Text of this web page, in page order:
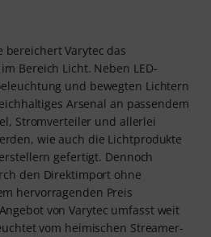
bereichert Varytec das
Bereich Licht. Neben LED-
und bewegten Lichtern
Arsenal an passendem
Stromverteiler und allerlei
wie auch die Lichtprodukte
gefertigt. Dennoch
den Direktimport ohne
hervorragenden Preis
von Varytec umfasst weit
vom heimischen Streamer-